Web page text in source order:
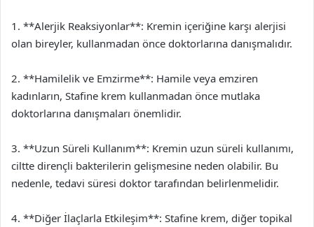
1. **Alerjik Reaksiyonlar**: Kremin içeriğine karşı alerjisi
olan bireyler, kullanmadan önce doktorlarına danışmalıdır.
2. **Hamilelik ve Emzirme**: Hamile veya emziren
kadınların, Stafine krem kullanmadan önce mutlaka
doktorlarına danışmaları önemlidir.
3. **Uzun Süreli Kullanım**: Kremin uzun süreli kullanımı,
ciltte dirençli bakterilerin gelişmesine neden olabilir. Bu
nedenle, tedavi süresi doktor tarafından belirlenmelidir.
4. **Diğer İlaçlarla Etkileşim**: Stafine krem, diğer topikal